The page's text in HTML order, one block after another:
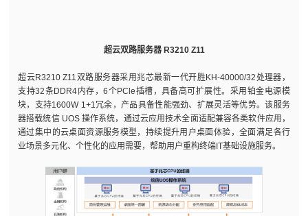
超云双路服务器 R3210 Z11
超云R3210 Z11双路服务器采用兆芯最新一代开胜KH-40000/32处理器，
支持32条DDR4内存，6个PCle插槽，具备高可扩展性。采用铂金电源模
块，支持1600W 1+1冗余，产品具备性能强劲、扩展灵活等优势。该服务
器搭载统信 UOS 操作系统，通过云应用技术全面适配兼容各类软件应用，
通过集中的云桌面资源服务模型，持续提升用户桌面体验，全面满足各行
业场景多元化、个性化的应用需要，帮助用户重构终端IT基础设施服务。